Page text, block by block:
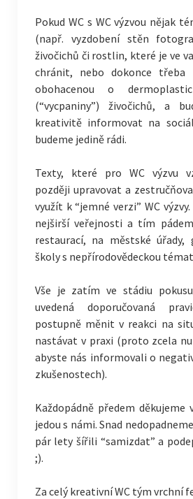
Pokud WC s WC výzvou nějak
(např. vyzdobení stěn
živočichů či rostlin, které je ve
chránit, nebo dokonce třeba
obohacenou o
(“vycpaniny”) živočichů, a
kreativitě informovat na
budeme jedině rádi.
Texty, které pro WC výzvu
později upravovat a
využít k “jemné verzi” WC
nejširší veřejnosti a tím
restaurací, na městské úřady,
školy s nepřírodovědeckou
Vše je zatím ve stádiu
uvedená doporučovaná
postupně měnit v reakci na
nastávat v praxi (proto zcela
abyste nás informovali o
zkušenostech).
Každopádně předem
jedou s námi. Snad
pár lety šířili “samizdat” a
;).
Za celý kreativní WC tým vrchní